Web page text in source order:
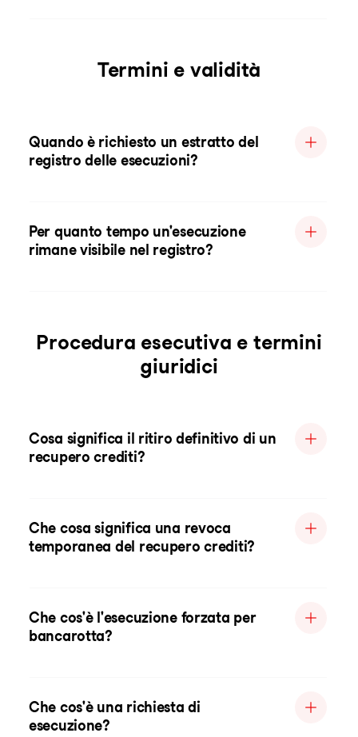
Termini e validità
Quando è richiesto un estratto del
registro delle esecuzioni?
Per quanto tempo un'esecuzione
rimane visibile nel registro?
Procedura esecutiva e termini
giuridici
Cosa significa il ritiro definitivo di un
recupero crediti?
Che cosa significa una revoca
temporanea del recupero crediti?
Che cos'è l'esecuzione forzata per
bancarotta?
Che cos'è una richiesta di
esecuzione?